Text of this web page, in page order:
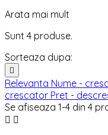
Arata mai mult
Sunt 4 produse.
Sorteaza dupa:

Relevanta Nume -
crescator Pret -
Se afiseaza 1-4 din 4
 